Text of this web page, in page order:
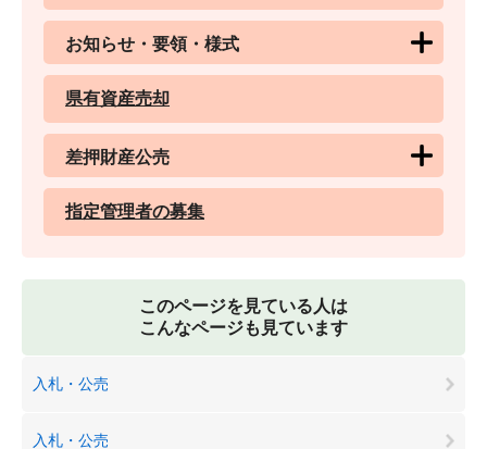
お知らせ・要領・様式
県有資産売却
差押財産公売
指定管理者の募集
このページを見ている人は
こんなページも見ています
入札・公売
入札・公売